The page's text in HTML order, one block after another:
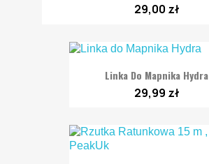
29,00 zł
Linka Do Mapnika Hydra
29,99 zł